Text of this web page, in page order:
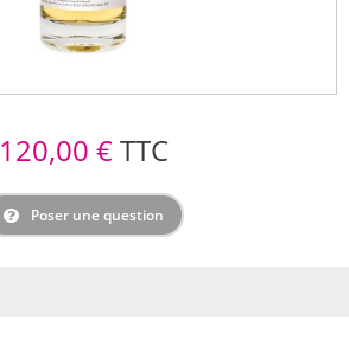
120,00 €TTC
Poser une question